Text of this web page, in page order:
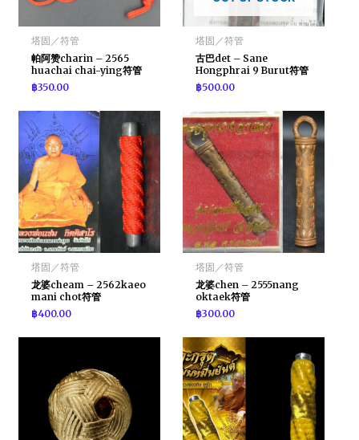
塔固／符管
帕阿赞charin – 2565
huachai chai-ying符管
฿350.00
塔固／符管
古巴det – Sane
Hongphrai 9 Burut符管
฿500.00
塔固／符管
龙婆cheam – 2562kaeo
mani chot符管
฿400.00
塔固／符管
龙婆chen – 2555nang
oktaek符管
฿300.00